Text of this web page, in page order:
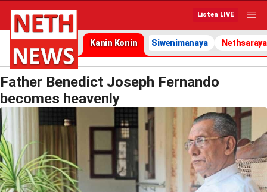
Listen LIVE
Kanin Konin Siwenimanaya Nethsaraya
Father Benedict Joseph Fernando
becomes heavenly